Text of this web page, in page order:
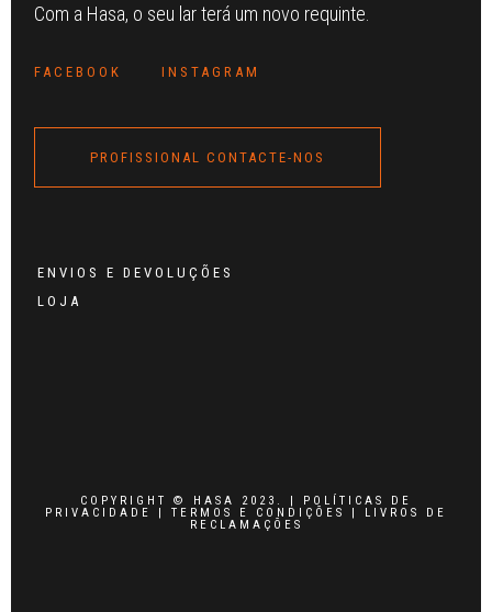
Com a Hasa, o seu lar terá um novo requinte.
FACEBOOK INSTAGRAM
PROFISSIONAL CONTACTE-NOS
ENVIOS E DEVOLUÇÕES
LOJA
COPYRIGHT © HASA 2023. | POLÍTICAS DE
PRIVACIDADE
| TERMOS E CONDIÇÕES | LIVROS DE
RECLAMAÇÕES